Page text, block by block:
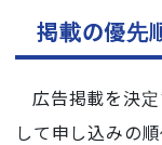
掲載の優先
広告掲載を決
して申し込みの